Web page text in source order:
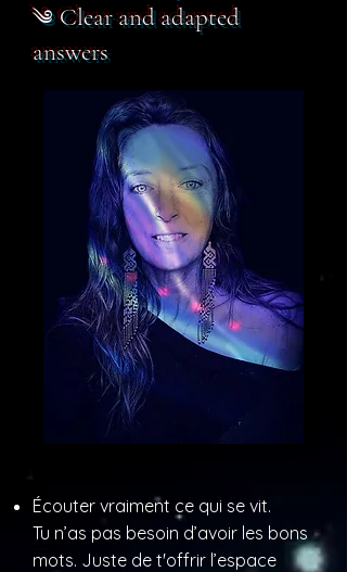
༄ Clear and adapted
answers
Écouter vraiment ce qui se vit.
Tu n’as pas besoin d’avoir les bons
mots. Juste de t'offrir l’espace